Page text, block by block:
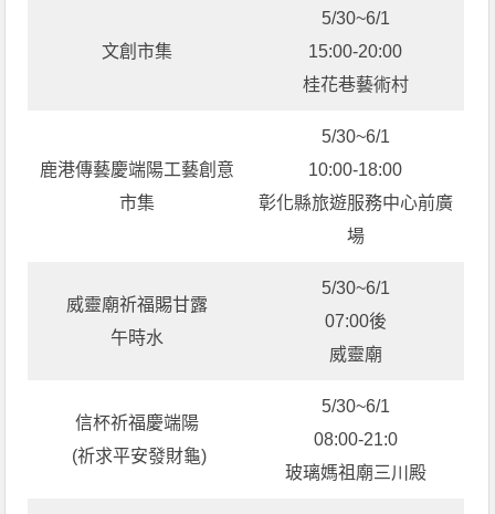
文創市集
5/30~6/1
15:00-20:00
桂花巷藝術村
鹿港傳藝慶端陽工藝創意
市集
5/30~6/1
10:00-18:00
彰化縣旅遊服務中心前廣
場
威靈廟祈福賜甘露
午時水
5/30~6/1
07:00後
威靈廟
信杯祈福慶端陽
(祈求平安發財龜)
5/30~6/1
08:00-21:0
玻璃媽祖廟三川殿